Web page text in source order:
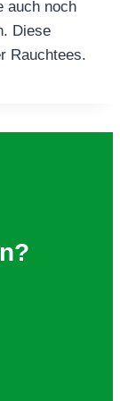
auch noch
Diese
Rauchtees.